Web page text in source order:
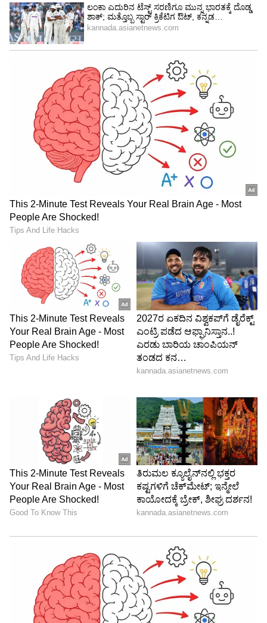
ಕನ್ಯಾ ರಾಶಿ (Virgo)
ಕನ್ಯಾ ರಾಶಿಯವರು ಬೇಗನೆ ಸುಳ್ಳನ್ನು ಅರ್ಥ
ಮಾಡಿಕೊಳ್ಳುತ್ತಾರೆ. ಅವರು ತುಂಬಾನೆ ಅವಲೋಕನ
ಮಾಡ್ತಾರೆ ಮತ್ತು ಒಬ್ಬರು ಹೇಳುವ ಕಥೆಯಲ್ಲಿ ಏನೆಲ್ಲಾ ಸರಿ
ಇಲ್ಲ ಅನ್ನೋದನ್ನು ತಿಳಿದುಕೊಳ್ಳುತ್ತಾರೆ. ಈ ರಾಶಿಯವರು
ಮಾಹಿತಿಯನ್ನು ಒಟ್ಟುಗೂಡಿಸುವಲ್ಲಿ ನಿಪುಣರು ಮತ್ತು
ಸುಳ್ಳುಗಳ ಸಂಕೀರ್ಣ ಜಾಲಗಳನ್ನು ಬಿಚ್ಚಿಡಬಹುದು. ಅವರು
ಸತ್ಯಗಳು ಮತ್ತು ಪುರಾವೆಗಳನ್ನು ಪರಿಶೀಲಿಸುತ್ತಾರೆ, ಆದ್ದರಿಂದ
ಈ ರಾಶಿಯವರ ಮುಂದೆ ಸುಳ್ಳು ಹೇಳಲೇಬೇಡಿ.
5
6
ರಾಶಿಯವರು
ಜವಾಬ್ದಾರಿ ಮತ್ತು ಶಿಸ್ತಿನ
ವ್ಯಕ್ತಿಗಳಾಗಿರುತ್ತಾರೆ. ಇವರನ್ನು ಸುಲಭವಾಗಿ ಮೋಸಗೊಳಿಸಲು
ಸಾಧ್ಯವೇ ಇಲ್ಲ. ಅವರು ಪ್ರಾಮಾಣಿಕತೆ ಮತ್ತು ಸಮಗ್ರತೆಯನ್ನು
ಗೌರವಿಸುತ್ತಾರೆ, ಮತ್ತು ಅವರು ಇತರರಿಂದ ಅದನ್ನೇ
ನಿರೀಕ್ಷಿಸುತ್ತಾರೆ. ಅವರು ಸ್ಪಷ್ಟ ಮತ್ತು ತರ್ಕಬದ್ಧ
ಮನಸ್ಥಿತಿಯೊಂದಿಗೆ ಸಂದರ್ಭಗಳನ್ನು ನಿರ್ಣಯಿಸುವ
ಸಾಮರ್ಥ್ಯವನ್ನು ಹೊಂದಿದ್ದಾರೆ ಆದ್ದರಿಂದ ಅವರು